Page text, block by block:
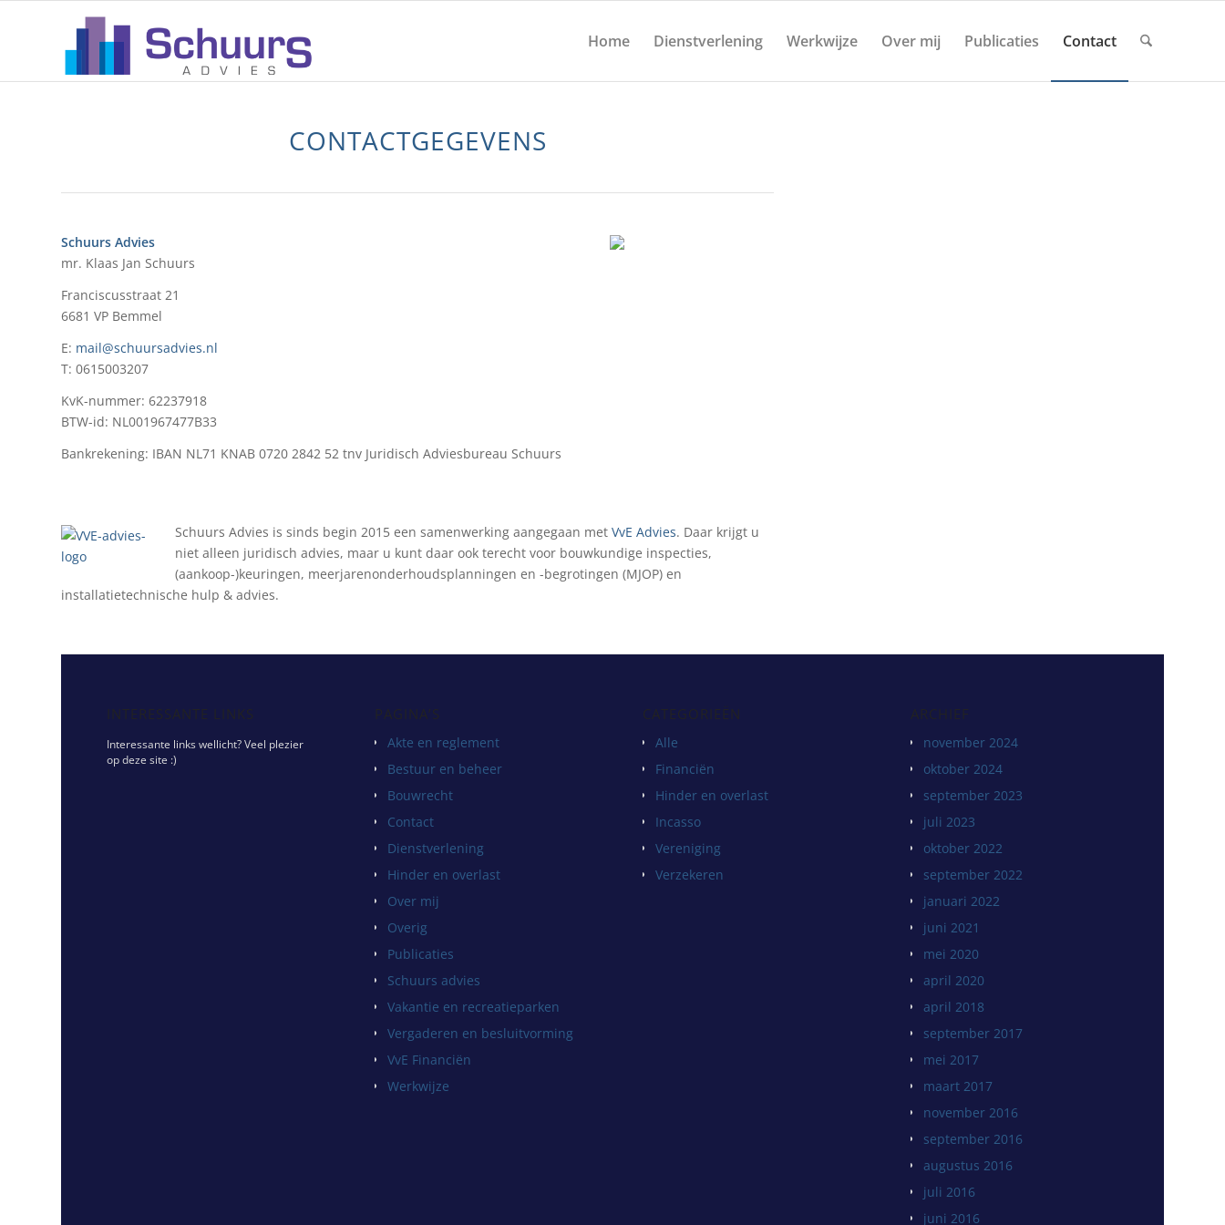
Home Dienstverlening Werkwijze Over mij Publicaties Contact
CONTACT
CONTACTGEGEVENS
Schuurs Advies
mr. Klaas Jan Schuurs
Franciscusstraat 21
6681 VP Bemmel
E: mail@schuursadvies.nl
T: 0615003207
KvK-nummer: 62237918
BTW-id: NL001967477B33
Bankrekening: IBAN NL71 KNAB 0720 2842 52 tnv Juridisch Adviesbureau Schuurs
Schuurs Advies is sinds begin 2015 een samenwerking aangegaan met VvE Advies. Daar krijgt u
niet alleen juridisch advies, maar u kunt daar ook terecht voor bouwkundige inspecties,
(aankoop-)keuringen, meerjarenonderhoudsplanningen en -begrotingen (MJOP) en
installatietechnische hulp & advies.
INTERESSANTE LINKS
Interessante links wellicht? Veel plezier
op deze site :)
PAGINA’S
Akte en reglement
Bestuur en beheer
Bouwrecht
Contact
Dienstverlening
Hinder en overlast
Over mij
Overig
Publicaties
Schuurs advies
Vakantie en recreatieparken
Vergaderen en besluitvorming
VvE Financiën
Werkwijze
CATEGORIEËN
Alle
Financiën
Hinder en overlast
Incasso
Vereniging
Verzekeren
ARCHIEF
november 2024
oktober 2024
september 2023
juli 2023
oktober 2022
september 2022
januari 2022
juni 2021
mei 2020
april 2020
april 2018
september 2017
mei 2017
maart 2017
november 2016
september 2016
augustus 2016
juli 2016
juni 2016